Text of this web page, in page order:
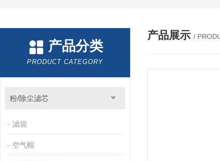
产品分类
PRODUCT CATEGORY
粉/除尘滤芯
滤袋
空气帽
产品展示 /